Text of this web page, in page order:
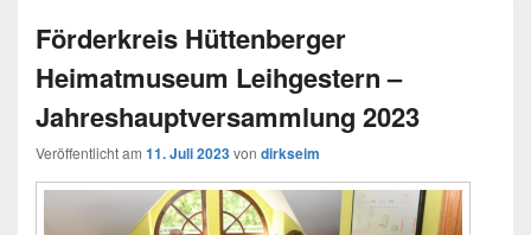
Förderkreis Hüttenberger
Heimatmuseum Leihgestern –
Jahreshauptversammlung 2023
Veröffentlicht am 11. Juli 2023von dirkseim